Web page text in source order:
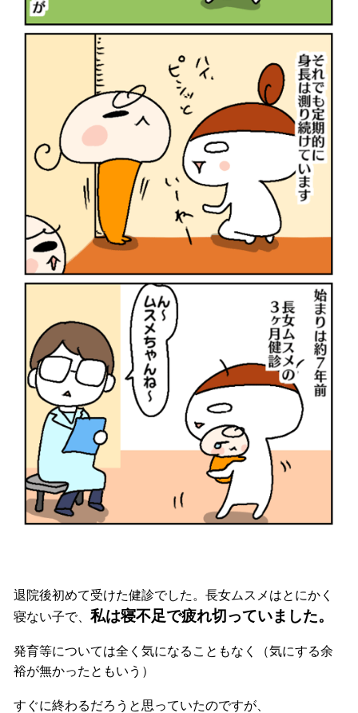
退院後初めて受けた健診でした。長女ムスメはとにかく
寝ない子で、 私は寝不足で疲れ切っていました。
発育等については全く気になることもなく（気にする余
裕が無かったともいう）
すぐに終わるだろうと思っていたのですが、